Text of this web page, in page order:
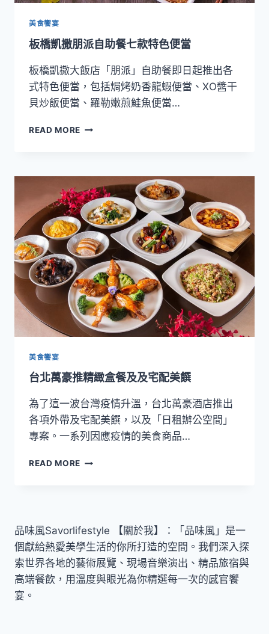
美食饗宴
板橋凱撒朋派自助餐七款特色便當
板橋凱撒大飯店「朋派」自助餐即日起推出各
式特色便當，包括焗烤奶香龍蝦便當、XO醬干
貝炒飯便當、羅勒嫩煎鮭魚便當…
READ MORE
朋
派
自
助
餐
七
款
特
色
便
當
美食饗宴
台北萬豪推精緻盒餐及及宅配美饌
為了這一波台灣疫情升溫，台北萬豪酒店推出
各項外帶及宅配美饌，以及「日租辦公空間」
專案。一系列因應疫情的美食商品…
READ MORE 台
緻
盒
餐
及
及
品味風Savorlifestyle 【關於我】：「品味風」是一
個獻給熱愛美學生活的你所打造的空間。我們深入探
索世界各地的藝術展覽、現場音樂演出、精品旅宿與
高端餐飲，用溫度與眼光為你精選每一次的感官饗
宴。